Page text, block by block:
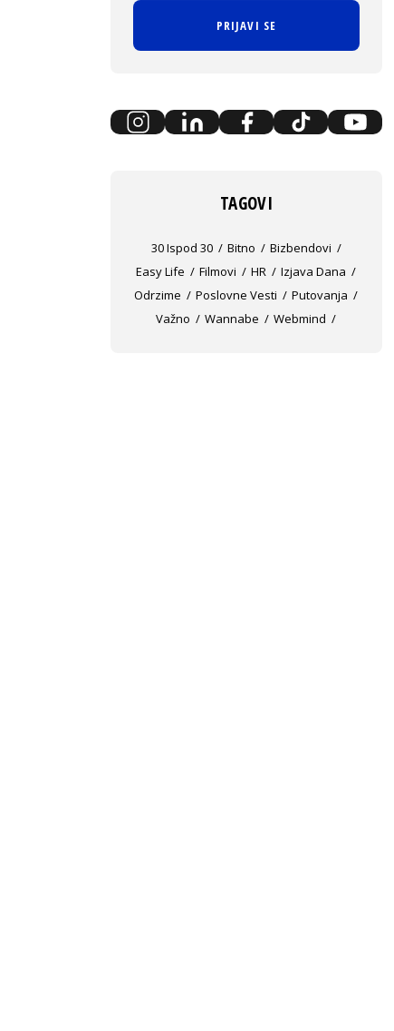
PRIJAVI SE
TAGOVI
30 Ispod 30 Bitno
Bizbendovi
Easy Life
Filmovi HR
Izjava Dana
Odrzime
Poslovne Vesti
Putovanja
Važno
Wannabe Webmind